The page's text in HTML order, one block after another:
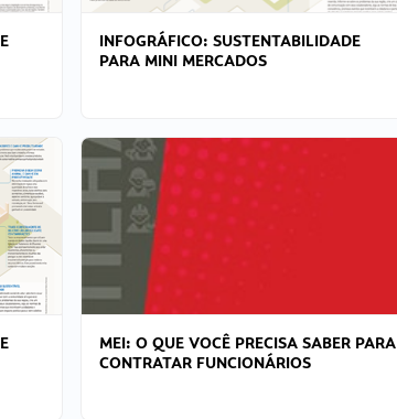
INFOGRÁFICO: SUSTENTABILIDADE
PARA MINI MERCADOS
MEI: O QUE VOCÊ PRECISA SABER PARA
CONTRATAR FUNCIONÁRIOS